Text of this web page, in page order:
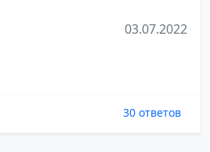
03.07.2022
30 ответов